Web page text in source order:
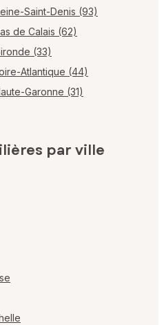
Saint-Denis (93)
de Calais (62)
(33)
Atlantique (44)
Garonne (31)
par ville